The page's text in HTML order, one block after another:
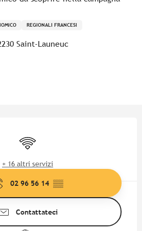
REGIONALI FRANCESI
Saint-Launeuc
aux favoris
Wi-Fi
+ 16 altri servizi
02 96 56 14 ▒▒
Contattateci